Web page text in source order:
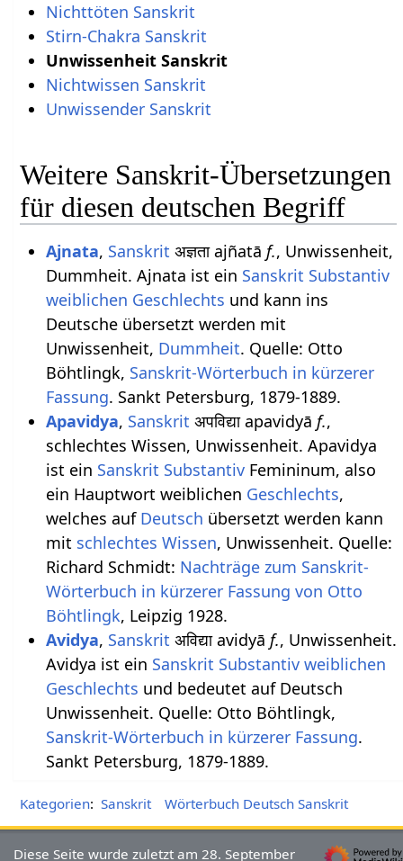
Nichttöten Sanskrit
Stirn-Chakra Sanskrit
Unwissenheit Sanskrit
Nichtwissen Sanskrit
Unwissender Sanskrit
Weitere Sanskrit-Übersetzungen
für diesen deutschen Begriff
Ajnata, Sanskrit अज्ञता ajñatā f., Unwissenheit,
Dummheit. Ajnata ist ein Sanskrit Substantiv
weiblichen Geschlechts und kann ins
Deutsche übersetzt werden mit
Unwissenheit, Dummheit. Quelle: Otto
Böhtlingk, Sanskrit-Wörterbuch in kürzerer
Fassung. Sankt Petersburg, 1879-1889.
Apavidya, Sanskrit अपविद्या apavidyā f.,
schlechtes Wissen, Unwissenheit. Apavidya
ist ein Sanskrit SubstantivFemininum, also
ein Hauptwort weiblichen Geschlechts,
welches auf Deutsch übersetzt werden kann
mit schlechtes Wissen, Unwissenheit. Quelle:
Richard Schmidt: Nachträge zum Sanskrit-
Wörterbuch in kürzerer Fassung von Otto
Böhtlingk, Leipzig 1928.
Avidya, Sanskrit अविद्या avidyā f., Unwissenheit.
Avidya ist ein Sanskrit Substantiv weiblichen
Geschlechts und bedeutet auf Deutsch
Unwissenheit. Quelle: Otto Böhtlingk,
Sanskrit-Wörterbuch in kürzerer Fassung.
Sankt Petersburg, 1879-1889.
Kategorien: Sanskrit Wörterbuch Deutsch Sanskrit
Diese Seite wurde zuletzt am 28. September